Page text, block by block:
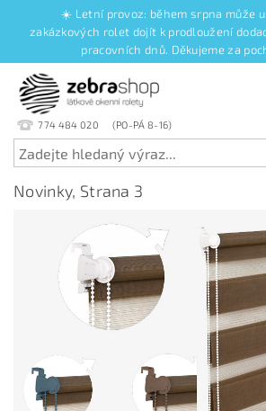
☀️ Letní provoz: během srpna může
zakázkových rolet dojít k prodloužení
pracovních dnů. Děkujeme za
774 484 020
Novinky, Strana 3